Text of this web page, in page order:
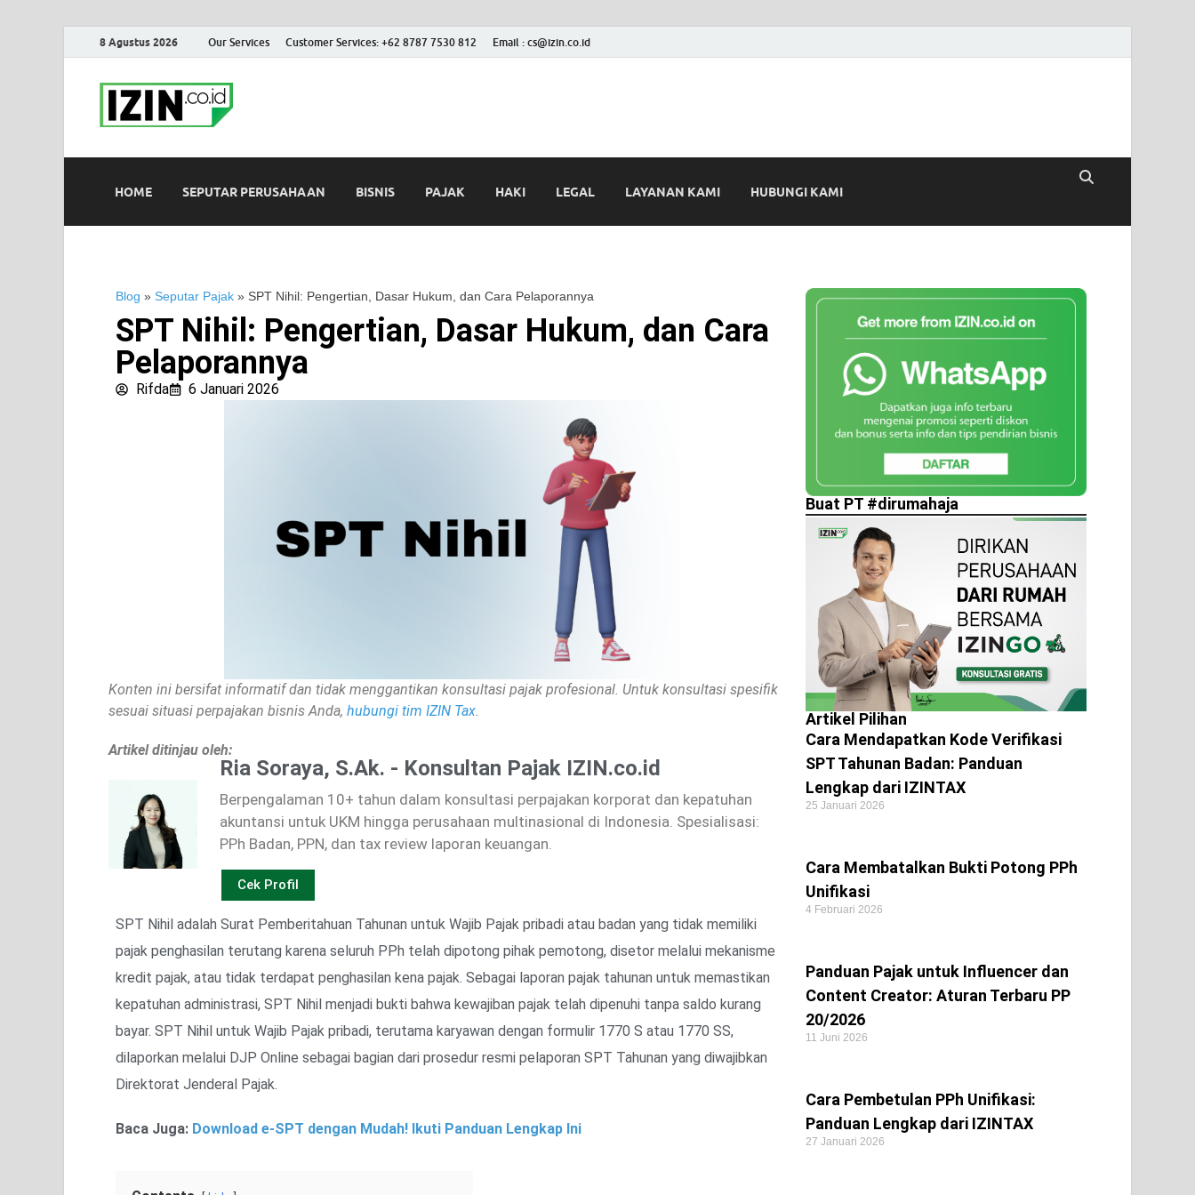
8 Agustus 2026 Our Services Customer Services: +62 8787 7530 812 Email : cs@izin.co.id
HOME SEPUTAR PERUSAHAAN BISNIS PAJAK HAKI LEGAL LAYANAN KAMI HUBUNGI KAMI
Blog » Seputar Pajak » SPT Nihil: Pengertian, Dasar Hukum, dan Cara Pelaporannya
SPT Nihil: Pengertian, Dasar Hukum, dan Cara
Pelaporannya
Rifda 6 Januari 2026
Konten ini bersifat informatif dan tidak menggantikan konsultasi pajak profesional. Untuk konsultasi spesifik
sesuai situasi perpajakan bisnis Anda, hubungi tim IZIN Tax.
Artikel ditinjau oleh:
Ria Soraya, S.Ak. - Konsultan Pajak IZIN.co.id
Berpengalaman 10+ tahun dalam konsultasi perpajakan korporat dan kepatuhan
akuntansi untuk UKM hingga perusahaan multinasional di Indonesia. Spesialisasi:
PPh Badan, PPN, dan tax review laporan keuangan.
Cek Profil
SPT Nihil adalah Surat Pemberitahuan Tahunan untuk Wajib Pajak pribadi atau badan yang tidak memiliki
pajak penghasilan terutang karena seluruh PPh telah dipotong pihak pemotong, disetor melalui mekanisme
kredit pajak, atau tidak terdapat penghasilan kena pajak. Sebagai laporan pajak tahunan untuk memastikan
kepatuhan administrasi, SPT Nihil menjadi bukti bahwa kewajiban pajak telah dipenuhi tanpa saldo kurang
bayar. SPT Nihil untuk Wajib Pajak pribadi, terutama karyawan dengan formulir 1770 S atau 1770 SS,
dilaporkan melalui DJP Online sebagai bagian dari prosedur resmi pelaporan SPT Tahunan yang diwajibkan
Direktorat Jenderal Pajak.
Baca Juga: Download e-SPT dengan Mudah! Ikuti Panduan Lengkap Ini
Buat PT #dirumahaja
Artikel Pilihan
Cara Mendapatkan Kode Verifikasi
SPT Tahunan Badan: Panduan
Lengkap dari IZINTAX
25 Januari 2026
Cara Membatalkan Bukti Potong PPh
Unifikasi
4 Februari 2026
Panduan Pajak untuk Influencer dan
Content Creator: Aturan Terbaru PP
20/2026
11 Juni 2026
Cara Pembetulan PPh Unifikasi:
Panduan Lengkap dari IZINTAX
27 Januari 2026